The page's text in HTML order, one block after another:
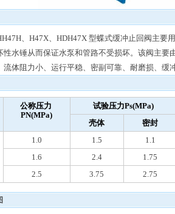
、H47X、HDH47X 型蝶式缓冲止回阀主
性水锤从而保证水泵和管路不受损坏。该阀主
流体阻力小、运行平稳、密副可靠、耐磨损、
公称压力
PN(MPa)
试验压力Ps(MPa)
壳体
密封
1.0 1.5
1.1
1.6
2.4
1.75
2.5
3.75 2.75